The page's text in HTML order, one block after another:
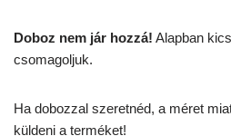
Doboz nem jár hozzá! Alapban
csomagoljuk.
Ha dobozzal szeretnéd, a méret
küldeni a terméket!